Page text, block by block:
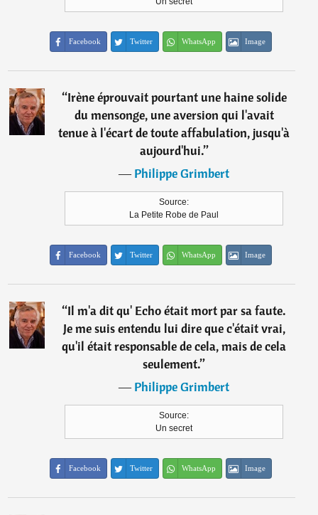
Facebook Twitter WhatsApp Image
“Irène éprouvait pourtant une haine solide
du mensonge, une aversion qui l'avait
tenue à l'écart de toute affabulation, jusqu'à
aujourd'hui.”
―Philippe Grimbert
Source:
La Petite Robe de Paul
Facebook Twitter WhatsApp Image
“Il m'a dit qu' Echo était mort par sa faute.
Je me suis entendu lui dire que c'était vrai,
qu'il était responsable de cela, mais de cela
seulement.”
―Philippe Grimbert
Source:
Un secret
Facebook Twitter WhatsApp Image